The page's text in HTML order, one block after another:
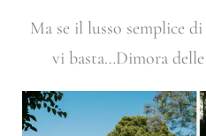
Ma se il lusso semplice
vi basta…Dimora delle